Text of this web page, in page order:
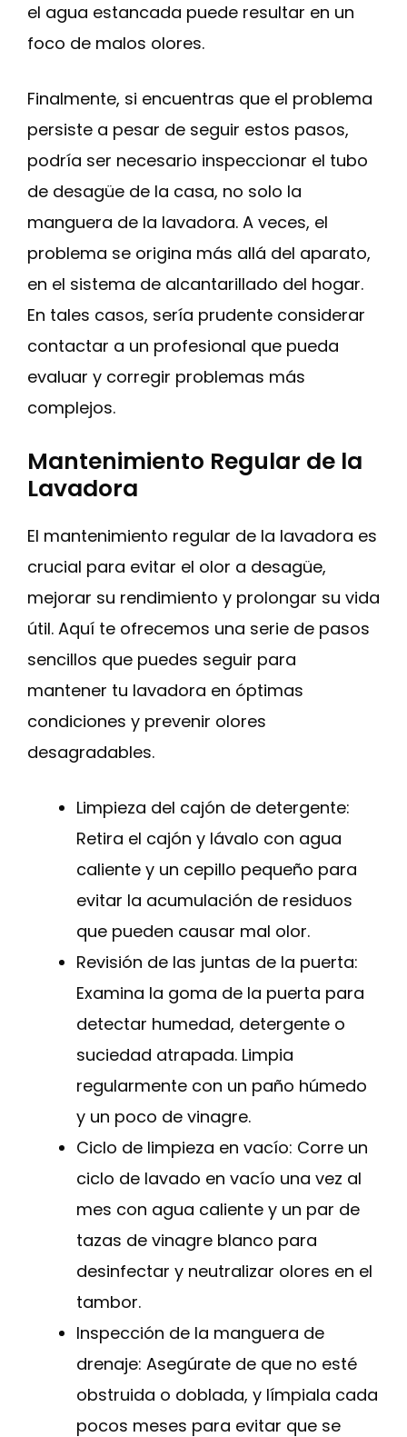
el agua estancada puede resultar en un
foco de malos olores.
Finalmente, si encuentras que el problema
persiste a pesar de seguir estos pasos,
podría ser necesario inspeccionar el tubo
de desagüe de la casa, no solo la
manguera de la lavadora. A veces, el
problema se origina más allá del aparato,
en el sistema de alcantarillado del hogar.
En tales casos, sería prudente considerar
contactar a un profesional que pueda
evaluar y corregir problemas más
complejos.
Mantenimiento Regular de la
Lavadora
El mantenimiento regular de la lavadora es
crucial para evitar el olor a desagüe,
mejorar su rendimiento y prolongar su vida
útil. Aquí te ofrecemos una serie de pasos
sencillos que puedes seguir para
mantener tu lavadora en óptimas
condiciones y prevenir olores
desagradables.
Limpieza del cajón de detergente:
Retira el cajón y lávalo con agua
caliente y un cepillo pequeño para
evitar la acumulación de residuos
que pueden causar mal olor.
Revisión de las juntas de la puerta:
Examina la goma de la puerta para
detectar humedad, detergente o
suciedad atrapada. Limpia
regularmente con un paño húmedo
y un poco de vinagre.
Ciclo de limpieza en vacío: Corre un
ciclo de lavado en vacío una vez al
mes con agua caliente y un par de
tazas de vinagre blanco para
desinfectar y neutralizar olores en el
tambor.
Inspección de la manguera de
drenaje: Asegúrate de que no esté
obstruida o doblada, y límpiala cada
pocos meses para evitar que se